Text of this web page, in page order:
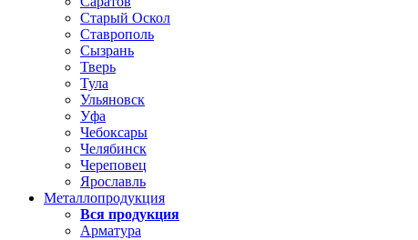
Старый Оскол
Ставрополь
Сызрань
Тверь
Тула
Ульяновск
Уфа
Чебоксары
Челябинск
Череповец
Ярославль
Металлопродукция
Вся продукция
Арматура